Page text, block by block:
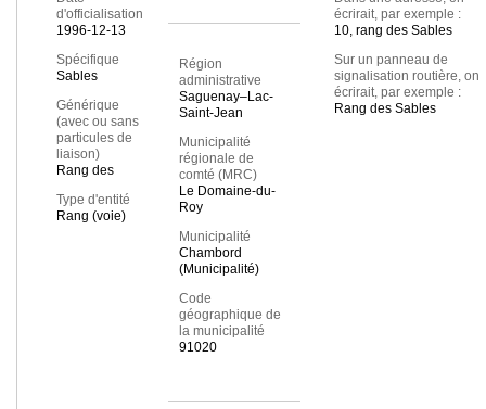
d'officialisation
1996-12-13
Spécifique
Sables
Générique
(avec ou sans
particules de
liaison)
Rang des
Type d'entité
Rang (voie)
Région
administrative
Saguenay–Lac-
Saint-Jean
Municipalité
régionale de
comté (MRC)
Le Domaine-du-
Roy
Municipalité
Chambord
(Municipalité)
Code
géographique de
la municipalité
91020
écrirait, par exemple :
10, rang des Sables
Sur un panneau de
signalisation routière, on
écrirait, par exemple :
Rang des Sables